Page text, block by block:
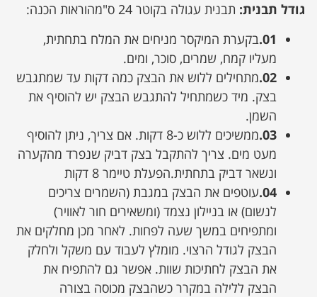
גודל תבנית: תבנית עגולה בקוטר 24 ס"מהוראות הכנה:
01. בקערת המיקסר מניחים את המלח בתחתית,
מעליו קמח, שמרים, סוכר, ומים.
02. מתחילים ללוש את הבצק כמה דקות עד שמתגבש
בצק. מיד כשמתחיל להתגבש הבצק יש להוסיף את
השמן.
03.
ממשיכים ללוש כ-8 דקות. אם צריך, ניתן להוסיף
מעט מים. צריך להתקבל בצק דביק שנפרד מהקערה
ונשאר דביק בתחתית.הפעלת טיימר 8 דקות
04. עוטפים את הבצק במגבת (השמרים צריכים
לנשום) או בניילון נצמד (ומשאירים חור לאוויר)
ומתפיחים במשך שעה לפחות. לאחר מכן מחלקים את
הבצק לגודל הרצוי. מומלץ לעבוד עם משקל ולחלק
את הבצק לחתיכות שוות. אפשר גם להתפיח את
הבצק ללילה במקרר כשהבצק מכוסה בצורה